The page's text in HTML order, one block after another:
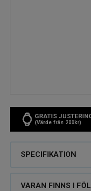
GRATIS
(Värde från 200kr)
SPECIFIKATION
VARAN FINNS I